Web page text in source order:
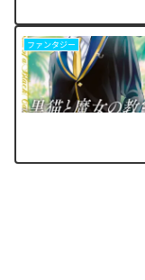
ファンタジー